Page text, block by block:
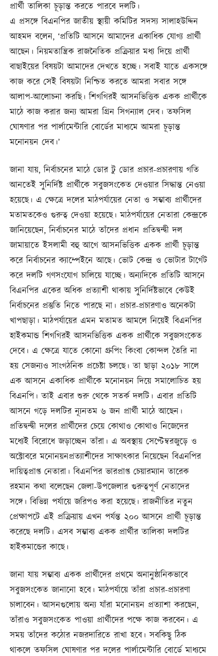
প্রার্থী তালিকা চূড়ান্ত করতে পারবে দলটি।
এ প্রসঙ্গে বিএনপির জাতীয় স্থায়ী কমিটির সদস্য সালাহউদ্দিন
আহমদ বলেন, ‘প্রতিটি আসনে আমাদের একাধিক যোগ্য প্রার্থী
আছেন। নিয়মতান্ত্রিক রাজনৈতিক প্রক্রিয়ার মধ্য দিয়ে প্রার্থী
বাছাইয়ের বিষয়টা আমাদের দেখতে হচ্ছে। সবাই যাতে একসঙ্গে
কাজ করে সেই বিষয়টা নিশ্চিত করতে আমরা সবার সঙ্গে
আলাপ-আলোচনা করছি। শিগগিরই আসনভিত্তিক একক প্রার্থীকে
মাঠে কাজ করার জন্য আমরা গ্রিন সিগন্যাল দেব। তফসিল
ঘোষণার পর পার্লামেন্টারি বোর্ডের মাধ্যমে আমরা চূড়ান্ত
মনোনয়ন দেব।’
জানা যায়, নির্বাচনের মাঠে ডোর টু ডোর প্রচার-প্রচারণায় গতি
আনতেই সুনির্দিষ্ট প্রার্থীকে সবুজসংকেত দেওয়ার সিদ্ধান্ত নেওয়া
হয়েছে। এ ক্ষেত্রে দলের মাঠপর্যায়ের নেতা ও সম্ভাব্য প্রার্থীদের
মতামতকেও গুরুত্ব দেওয়া হয়েছে। মাঠপর্যায়ের নেতারা কেন্দ্রকে
জানিয়েছেন, নির্বাচনের মাঠে তাঁদের প্রধান প্রতিদ্বন্দ্বী দল
জামায়াতে ইসলামী বহু আগে আসনভিত্তিক একক প্রার্থী চূড়ান্ত
করে নির্বাচনের ক্যাম্পেইনে আছে। ভোট কেন্দ্র ও ভোটার টার্গেট
করে দলটি গণসংযোগ চালিয়ে যাচ্ছে। অন্যদিকে প্রতিটি আসনে
বিএনপির একের অধিক প্রত্যাশী থাকায় সুনির্দিষ্টভাবে কেউই
নির্বাচনের প্রস্তুতি নিতে পারছে না। প্রচার-প্রচারণাও অনেকটা
খাপছাড়া। মাঠপর্যায়ের এমন মতামত আমলে নিয়েই বিএনপির
হাইকমান্ড শিগগিরই আসনভিত্তিক একক প্রার্থীকে সবুজসংকেত
দেবে। এ ক্ষেত্রে যাতে কোনো গ্রুপিং কিংবা কোন্দল তৈরি না
হয় সেজন্যও সাংগঠনিক প্রচেষ্টা চলছে। তা ছাড়া ২০১৮ সালে
এক আসনে একাধিক প্রার্থীকে মনোনয়ন দিয়ে সমালোচিত হয়
বিএনপি। তাই এবার শুরু থেকে সতর্ক দলটি। এবার প্রতিটি
আসনে গড়ে দলটির ন্যূনতম ৬ জন প্রার্থী মাঠে আছেন।
প্রতিদ্বন্দ্বী দলের প্রার্থীদের চেয়ে কোথাও কোথাও নিজেদের
মধ্যেই বিরোধে জড়াচ্ছেন তাঁরা। এ অবস্থায় সেপ্টেম্বরজুড়ে ও
অক্টোবরে মনোনয়নপ্রত্যাশীদের সাক্ষাৎকার নিয়েছেন বিএনপির
দায়িত্বপ্রাপ্ত নেতারা। বিএনপির ভারপ্রাপ্ত চেয়ারম্যান তারেক
রহমান কথা বলেছেন জেলা-উপজেলার গুরুত্বপূর্ণ নেতাদের
সঙ্গে। বিভিন্ন পর্যায়ে জরিপও করা হয়েছে। রাজনীতির নতুন
প্রেক্ষাপটে এই প্রক্রিয়ায় এখন পর্যন্ত ২০০ আসনে প্রার্থী চূড়ান্ত
করেছে দলটি। এসব সম্ভাব্য একক প্রার্থীর তালিকা দলটির
হাইকমান্ডের কাছে।
জানা যায় সম্ভাব্য একক প্রার্থীদের প্রথমে অনানুষ্ঠানিকভাবে
সবুজসংকেত জানানো হবে। মাঠপর্যায়ে তাঁরা প্রচার-প্রচারণা
চালাবেন। আসনগুলোয় অন্য যাঁরা মনোনয়ন প্রত্যাশা করছেন,
তাঁরাও সবুজসংকেত পাওয়া প্রার্থীদের পক্ষে কাজ করবেন। এ
সময় তাঁদের কঠোর নজরদারিতে রাখা হবে। সবকিছু ঠিক
থাকলে তফসিল ঘোষণার পর দলের পার্লামেন্টারি বোর্ডে মাধ্যমে